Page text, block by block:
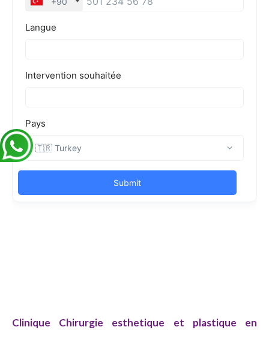
Clinique Chirurgie esthetique et plastique en